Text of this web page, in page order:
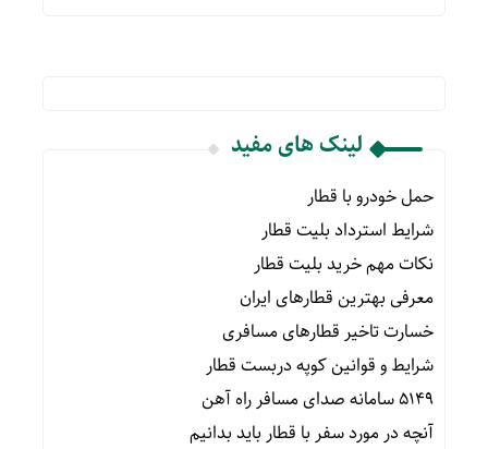
لینک های مفید
حمل خودرو با قطار
شرایط استرداد بلیت قطار
نکات مهم خرید بلیت قطار
معرفی بهترین قطارهای ایران
خسارت تاخیر قطارهای مسافری
شرایط و قوانین کوپه دربست قطار
۵۱۴۹ سامانه صدای مسافر راه آهن
آنچه در مورد سفر با قطار باید بدانیم